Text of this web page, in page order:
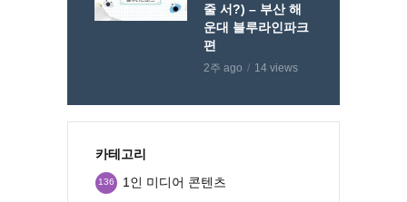
줄 서?) – 부산 해
운대 블루라인파크
편
2주 ago 14 views
카테고리
1인 미디어 콘텐츠
136